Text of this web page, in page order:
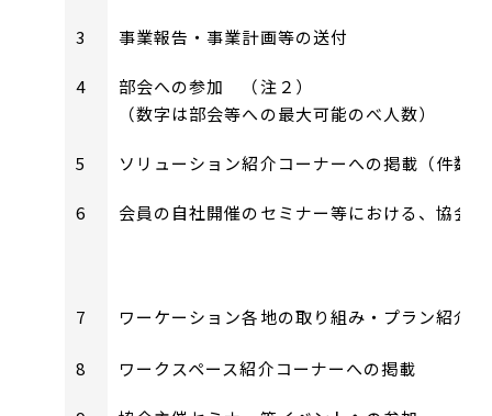
3 事業報告・事業計画等の送付
4
部会への参加 （注２）
（数字は部会等への最大可能のべ人数）
5 ソリューション紹介コーナーへの掲載（件数）
6 会員の自社開催のセミナー等における、協会
7 ワーケーション各地の取り組み・プラン紹介
8 ワークスペース紹介コーナーへの掲載